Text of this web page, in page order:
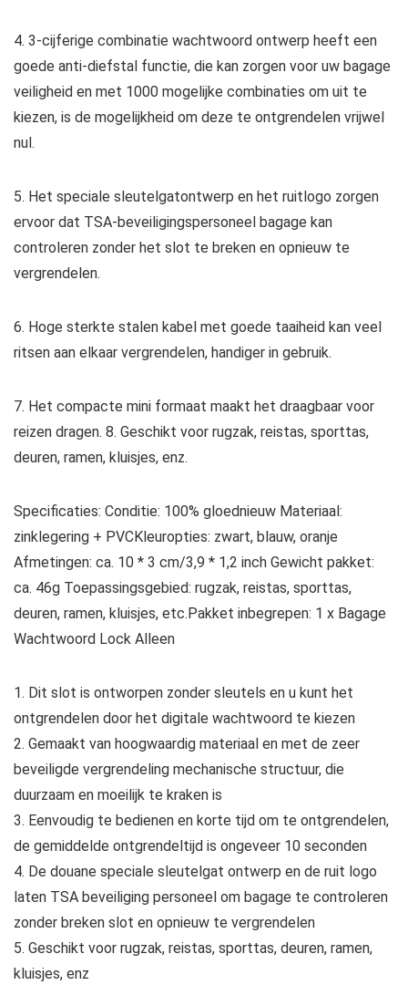
4. 3-cijferige combinatie wachtwoord ontwerp heeft een
goede anti-diefstal functie, die kan zorgen voor uw bagage
veiligheid en met 1000 mogelijke combinaties om uit te
kiezen, is de mogelijkheid om deze te ontgrendelen vrijwel
nul.
5. Het speciale sleutelgatontwerp en het ruitlogo zorgen
ervoor dat TSA-beveiligingspersoneel bagage kan
controleren zonder het slot te breken en opnieuw te
vergrendelen.
6. Hoge sterkte stalen kabel met goede taaiheid kan veel
ritsen aan elkaar vergrendelen, handiger in gebruik.
7. Het compacte mini formaat maakt het draagbaar voor
reizen dragen. 8. Geschikt voor rugzak, reistas, sporttas,
deuren, ramen, kluisjes, enz.
Specificaties: Conditie: 100% gloednieuw Materiaal:
zinklegering + PVCKleuropties: zwart, blauw, oranje
Afmetingen: ca. 10 * 3 cm/3,9 * 1,2 inch Gewicht pakket:
ca. 46g Toepassingsgebied: rugzak, reistas, sporttas,
deuren, ramen, kluisjes, etc.Pakket inbegrepen: 1 x Bagage
Wachtwoord Lock Alleen
1. Dit slot is ontworpen zonder sleutels en u kunt het
ontgrendelen door het digitale wachtwoord te kiezen
2. Gemaakt van hoogwaardig materiaal en met de zeer
beveiligde vergrendeling mechanische structuur, die
duurzaam en moeilijk te kraken is
3. Eenvoudig te bedienen en korte tijd om te ontgrendelen,
de gemiddelde ontgrendeltijd is ongeveer 10 seconden
4. De douane speciale sleutelgat ontwerp en de ruit logo
laten TSA beveiliging personeel om bagage te controleren
zonder breken slot en opnieuw te vergrendelen
5. Geschikt voor rugzak, reistas, sporttas, deuren, ramen,
kluisjes, enz